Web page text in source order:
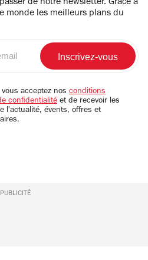
de notre newsletter. Grâce à
monde les meilleurs plans du
acceptez nos conditions
confidentialité et de recevoir les
l'actualité, évents, offres et
PUBLICITÉ